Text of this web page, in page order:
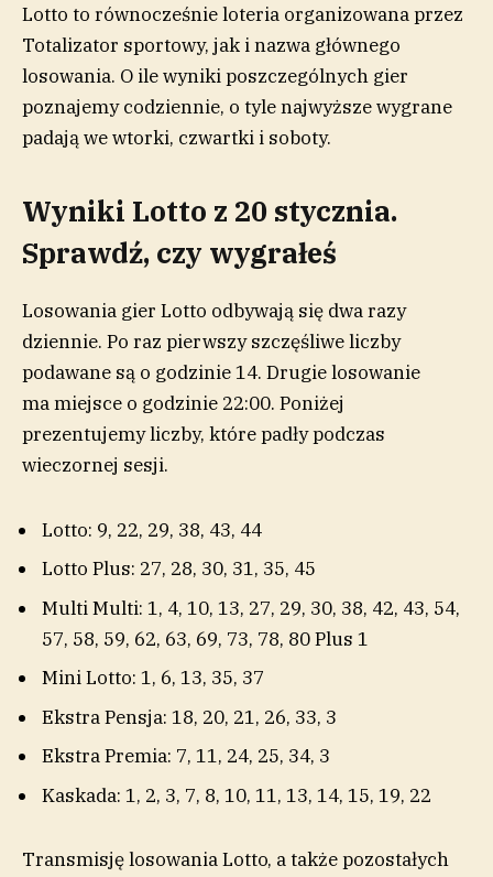
Lotto to równocześnie loteria organizowana przez
Totalizator sportowy, jak i nazwa głównego
losowania. O ile wyniki poszczególnych gier
poznajemy codziennie, o tyle najwyższe wygrane
padają we wtorki, czwartki i soboty.
Wyniki Lotto z 20 stycznia.
Sprawdź, czy wygrałeś
Losowania gier Lotto odbywają się dwa razy
dziennie. Po raz pierwszy szczęśliwe liczby
podawane są o godzinie 14. Drugie losowanie
ma miejsce o godzinie 22:00. Poniżej
prezentujemy liczby, które padły podczas
wieczornej sesji.
Lotto: 9, 22, 29, 38, 43, 44
Lotto Plus: 27, 28, 30, 31, 35, 45
Multi Multi: 1, 4, 10, 13, 27, 29, 30, 38, 42, 43, 54,
57, 58, 59, 62, 63, 69, 73, 78, 80 Plus 1
Mini Lotto: 1, 6, 13, 35, 37
Ekstra Pensja: 18, 20, 21, 26, 33, 3
Ekstra Premia: 7, 11, 24, 25, 34, 3
Kaskada: 1, 2, 3, 7, 8, 10, 11, 13, 14, 15, 19, 22
Transmisję losowania Lotto, a także pozostałych